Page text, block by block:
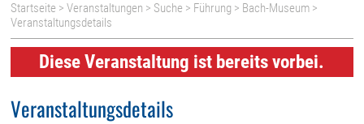
Startseite >Veranstaltungen > Suche > Führung > Bach-Museum >
Veranstaltungsdetails
Diese Veranstaltung ist bereits vorbei.
Veranstaltungsdetails